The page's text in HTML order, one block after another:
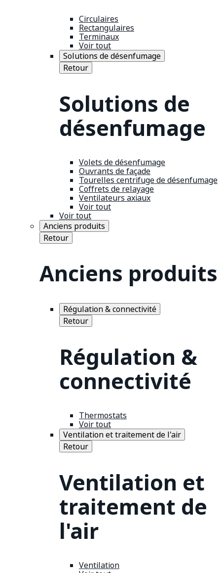
Circulaires
Rectangulaires
Terminaux
Voir tout
Solutions de désenfumage
Retour
Solutions de
désenfumage
Volets de désenfumage
Ouvrants de façade
Tourelles centrifuge de désenfumage
Coffrets de relayage
Ventilateurs axiaux
Voir tout
Voir tout
Anciens produits
Retour
Anciens produits
Régulation & connectivité
Retour
Régulation &
connectivité
Thermostats
Voir tout
Ventilation et traitement de l'air
Retour
Ventilation et
traitement de
l'air
Ventilation